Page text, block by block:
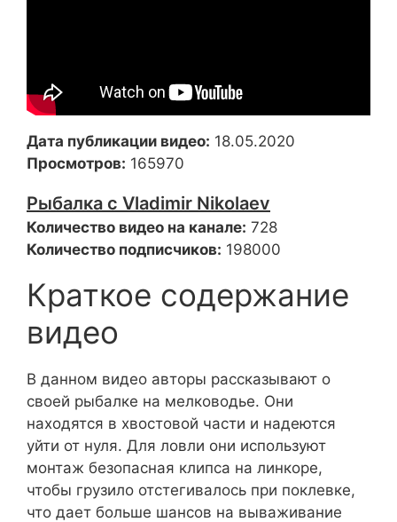
Дата публикации видео: 18.05.2020
Просмотров: 165970
Рыбалка с Vladimir Nikolaev
Количество видео на канале: 728
Количество подписчиков: 198000
Краткое содержание
видео
В данном видео авторы рассказывают о
своей рыбалке на мелководье. Они
находятся в хвостовой части и надеются
уйти от нуля. Для ловли они используют
монтаж безопасная клипса на линкоре,
чтобы грузило отстегивалось при поклевке,
что дает больше шансов на вываживание